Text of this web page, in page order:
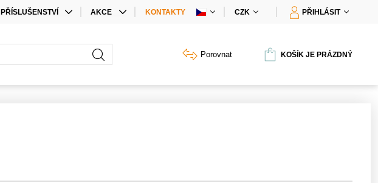
PŘÍSLUŠENSTVÍ
PŘÍSLUŠENSTVÍ ÚLOŽIŠTĚ
AKCE
SADY PRODUKTŮ
KONTAKTY CZK PŘIHLÁSIT
Porovnat KOŠÍK JE PRÁZDNÝ